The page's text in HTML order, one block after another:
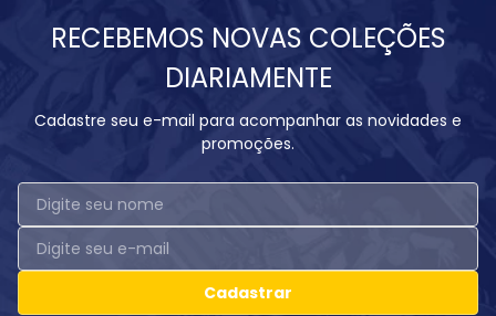
RECEBEMOS NOVAS COLEÇÕES
DIARIAMENTE
Cadastre seu e-mail para acompanhar as novidades e
promoções.
Cadastrar